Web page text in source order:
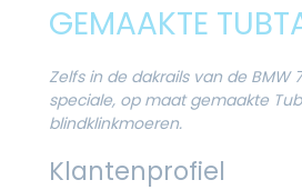
GEMAAKTE
Zelfs in de dakrails van de BMW
speciale, op maat gemaakte
blindklinkmoeren.
Klantenprofiel